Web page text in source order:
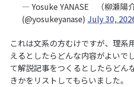
— Yosuke YANASE （柳瀬陽介
(@yosukeyanase) July 30,
これは文系の方むけですが、理系
えるとしたらどんな内容がよいで
て解説記事をつくるとしたらどん
きかをリストしてもらいました。